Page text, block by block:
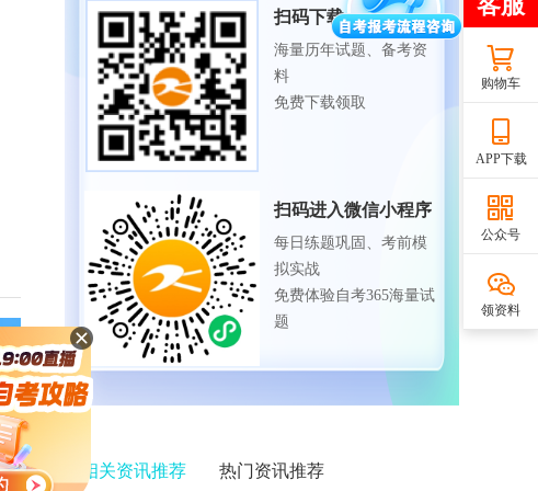
扫码下载APP
海量历年试题、备考资
料
免费下载领取
扫码进入微信小程序
每日练题巩固、考前模
拟实战
免费体验自考365海量试
题
相关资讯推荐 热门资讯推荐
购物车
APP下载
公众号
领资料